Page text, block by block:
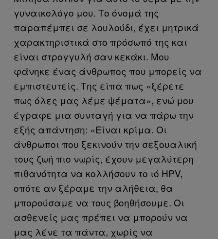
γυναικολόγο μου. Το όνομά της
παραπέμπει σε λουλούδι, έχει μητρικά
χαρακτηριστικά στο πρόσωπό της και
είναι στρογγυλή σαν κεκάκι. Μου
φάνηκε ένας άνθρωπος που μπορείς να
εμπιστευτείς. Της είπα πως «ξέρετε
πως όλες μας λέμε ψέματα», ενώ μου
έγραφε μια συνταγή για να πάρω την
εξής απάντηση: «Είναι κρίμα. Οι
άνθρωποι που ξεκινούν την σεξουαλική
τους ζωή πιο νωρίς, έχουν μεγαλύτερη
πιθανότητα να κολλήσουν το ιό HPV,
οπότε αν ξέραμε την αλήθεια, θα
μπορούσαμε να τους βοηθήσουμε. Οι
ασθενείς μας πρέπει να μπορούν να
μας λένε τα πάντα, χωρίς να